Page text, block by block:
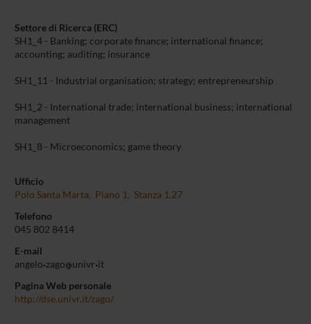
Settore di Ricerca (ERC)
SH1_4 - Banking; corporate finance; international finance;
accounting; auditing; insurance
SH1_11 - Industrial organisation; strategy; entrepreneurship
SH1_2 - International trade; international business; international
management
SH1_8 - Microeconomics; game theory
Ufficio
Polo Santa Marta, Piano 1, Stanza 1.27
Telefono
045 802 8414
E-mail
angelo zago univr it
Pagina Web personale
http://dse.univr.it/zago/